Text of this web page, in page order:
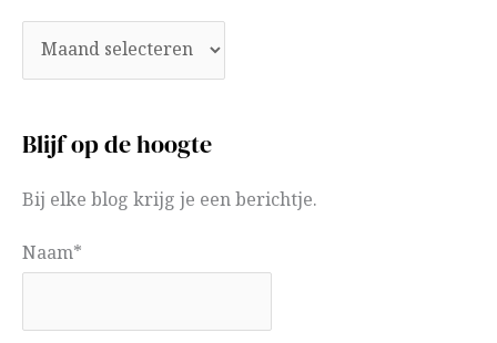
Blijf op de hoogte
Bij elke blog krijg je een berichtje.
Naam*